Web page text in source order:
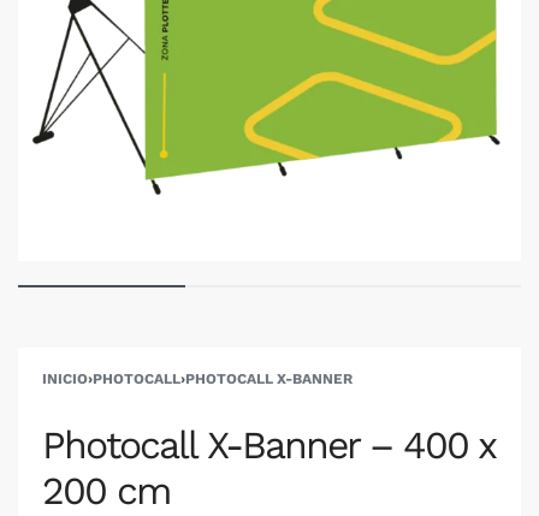
INICIO›PHOTOCALL›PHOTOCALL X-BANNER
Photocall X-Banner – 400 x
200 cm